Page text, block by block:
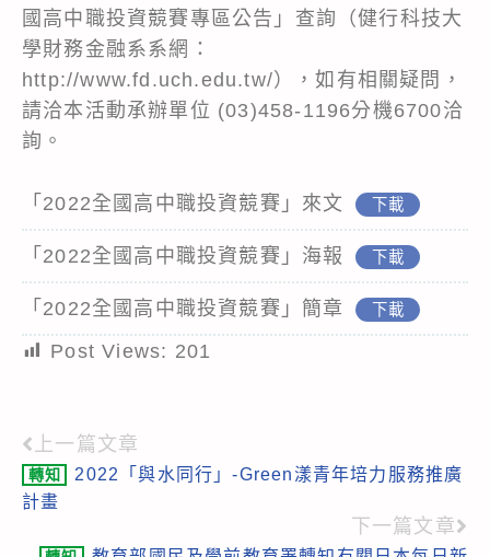
國高中職投資競賽專區公告」查詢（健行科技大
學財務金融系系網：
http://www.fd.uch.edu.tw/），如有相關疑問，
請洽本活動承辦單位 (03)458-1196分機6700洽
詢。
「2022全國高中職投資競賽」來文 下載
「2022全國高中職投資競賽」海報 下載
「2022全國高中職投資競賽」簡章 下載
Post Views: 201
Read
more
上一篇文章
轉知
2022「與水同行」-Green漾青年培力服務推廣
計畫
下一篇文章